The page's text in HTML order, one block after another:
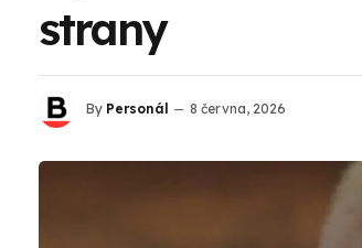
strany
By Personál 8 června, 2026